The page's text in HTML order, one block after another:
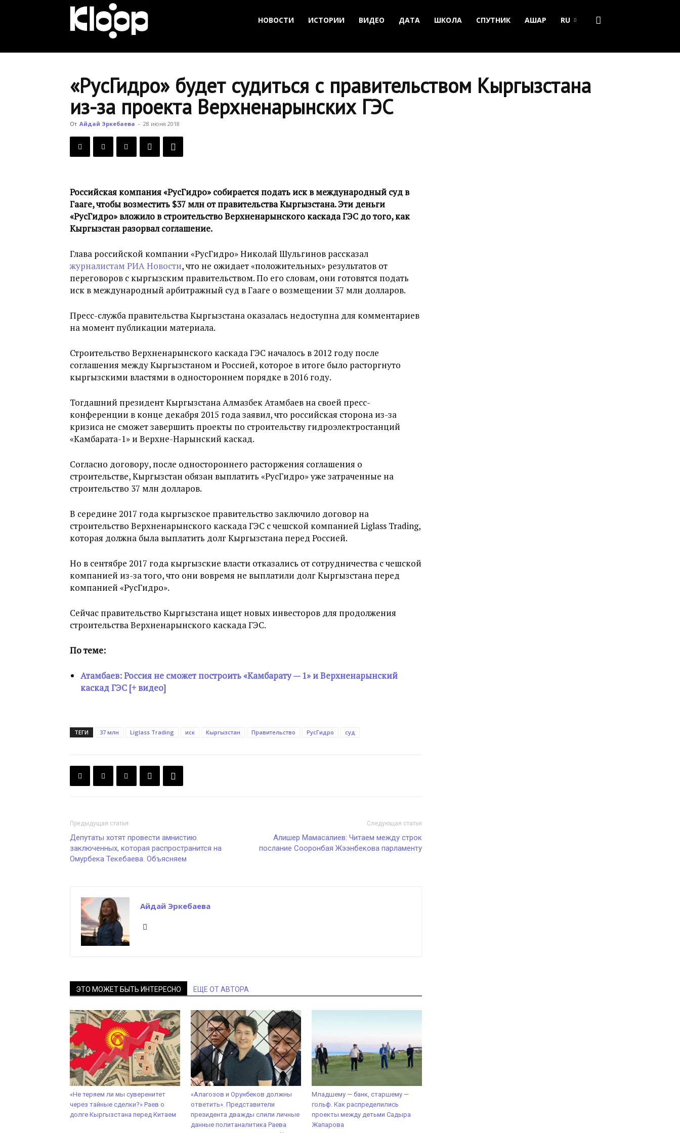
Новости
Кыргызстана
НОВОСТИ ИСТОРИИ ВИДЕО ДАТА ШКОЛА СПУТНИК АШАР RU
«РусГидро» будет судиться с правительством Кыргызстана
из-за проекта Верхненарынских ГЭС
От Айдай Эркебаева - 28 июня 2018
Российская компания «РусГидро» собирается подать иск в международный суд в
Гааге, чтобы возместить $37 млн от правительства Кыргызстана. Эти деньги
«РусГидро» вложило в строительствоВерхненарынского каскада ГЭС до того, как
Кыргызстан разорвал соглашение.
Глава российской компании «РусГидро» Николай Шульгинов рассказал
журналистам РИА Новости, что не ожидает «положительных» результатов от
переговоров с кыргызским правительством. По его словам, они готовятся подать
иск в международный арбитражный суд в Гааге о возмещении 37 млн долларов.
Пресс-служба правительства Кыргызстана оказалась недоступна для комментариев
на момент публикации материала.
Строительство Верхненарынского каскада ГЭС началось в 2012 году после
соглашения между Кыргызстаном и Россией, которое в итоге было расторгнуто
кыргызскими властями в одностороннем порядке в 2016 году.
Тогдашний президент Кыргызстана Алмазбек Атамбаев на своей пресс-
конференции в конце декабря 2015 года заявил, что российская сторона из-за
кризиса не сможет завершить проекты по строительству гидроэлектростанций
«Камбарата-1» и Верхне-Нарынский каскад.
Согласно договору, после одностороннего расторжения соглашения о
строительстве, Кыргызстан обязан выплатить «РусГидро» уже затраченные на
строительство 37 млн долларов.
В середине 2017 года кыргызское правительство заключило договор на
строительство Верхненарынского каскада ГЭС с чешской компанией Liglass Trading,
которая должна была выплатить долг Кыргызстана перед Россией.
Но в сентябре 2017 года кыргызские власти отказались от сотрудничества с чешской
компанией из-за того, что они вовремя не выплатили долг Кыргызстана перед
компанией «РусГидро».
Сейчас правительство Кыргызстана ищет новых инвесторов для продолжения
строительства Верхненарынского каскада ГЭС.
По теме:
Атамбаев: Россия не сможет построить «Камбарату — 1» и Верхненарынский
каскад ГЭС [+ видео]
ТЕГИ 37 млн Liglass Trading иск Кыргызстан Правительство РусГидро суд
Предыдущая статья
Депутаты хотят провести амнистию
заключенных, которая распространится на
Омурбека Текебаева. Объясняем
Следующая статья
Алишер Мамасалиев: Читаем между строк
послание Сооронбая Жээнбекова парламенту
Айдай Эркебаева
ЭТО МОЖЕТ БЫТЬ ИНТЕРЕСНО ЕЩЕ ОТ АВТОРА
«Не теряем ли мы суверенитет
через тайные сделки?» Раев о
долге Кыргызстана перед Китаем
«Алагозов и Орунбеков должны
ответить». Представители
президента дважды слили личные
данные политаналитика Раева
Младшему — банк, старшему —
гольф. Как распределились
проекты между детьми Садыра
Жапарова